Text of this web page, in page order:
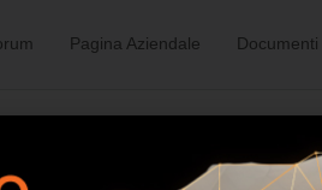
Pagina Aziendale Documenti